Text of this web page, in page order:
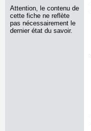
Attention, le contenu de
cette fiche ne reflète
pas nécessairement le
dernier état du savoir.